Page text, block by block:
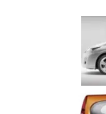
pasajeros
M2/M3:
masa